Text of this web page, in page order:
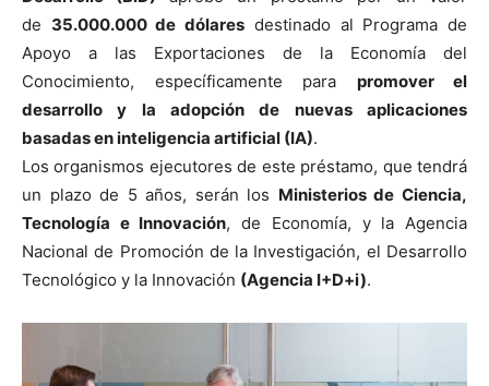
de 35.000.000 de dólares destinado al Programa de
Apoyo a las Exportaciones de la Economía del
Conocimiento, específicamente para promover el
desarrollo y la adopción de nuevas aplicaciones
basadas en inteligencia artificial (IA).
Los organismos ejecutores de este préstamo, que tendrá
un plazo de 5 años, serán los Ministerios de Ciencia,
Tecnología e Innovación, de Economía, y la Agencia
Nacional de Promoción de la Investigación, el Desarrollo
Tecnológico y la Innovación (Agencia I+D+i).